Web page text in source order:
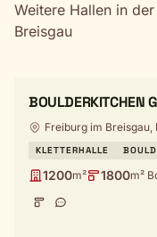
Weitere Hallen in
Breisgau
BOULDERKITCHEN
Freiburg im
KLETTERHALLE
1200m² 1800m²